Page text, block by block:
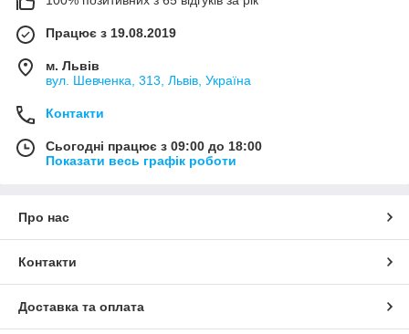
Працює з 19.08.2019
м. Львів
вул. Шевченка, 313, Львів, Україна
Контакти
Сьогодні працює з 09:00 до 18:00
Показати весь графік роботи
Про нас
Контакти
Доставка та оплата